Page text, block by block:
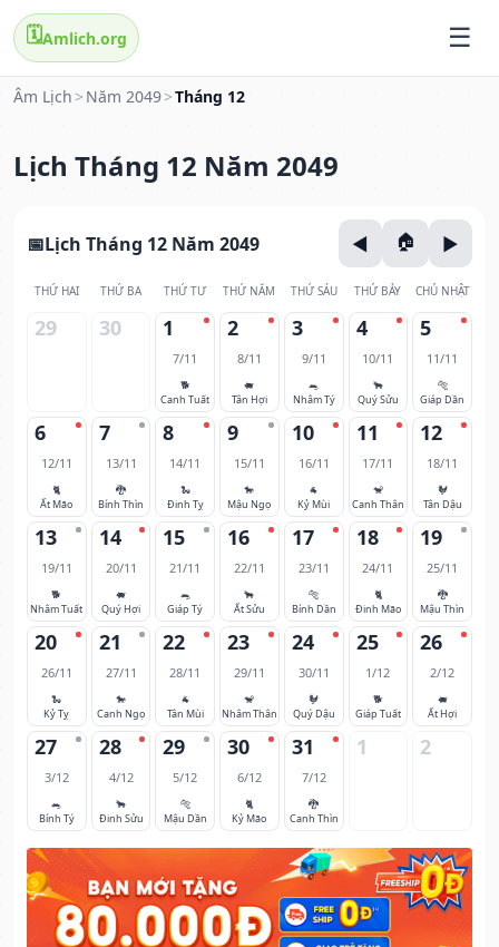
🗓️Amlich.org
Âm Lịch > Năm 2049>Tháng 12
Lịch Tháng 12 Năm 2049
Lịch Tháng 12 Năm 2049
THỨ HAI THỨ BA THỨ TƯ THỨ NĂM THỨ SÁU THỨ BẢY CHỦ NHẬT
29 30 1
7/11
🐕
Canh Tuất
2
8/11
🐖
Tân Hợi
3
9/11
🐀
Nhâm Tý
4
10/11
🐂
Quý Sửu
5
11/11
🐅
Giáp Dần
6
12/11
🐈
Ất Mão
7
13/11
🐉
Bính Thìn
8
14/11
🐍
Đinh Tỵ
9
15/11
🐎
Mậu Ngọ
10
16/11
🐐
Kỷ Mùi
11
17/11
🐒
Canh Thân
12
18/11
🐓
Tân Dậu
13
19/11
🐕
Nhâm Tuất
14
20/11
🐖
Quý Hợi
15
21/11
🐀
Giáp Tý
16
22/11
🐂
Ất Sửu
17
23/11
🐅
Bính Dần
18
24/11
🐈
Đinh Mão
19
25/11
🐉
Mậu Thìn
20
26/11
🐍
Kỷ Tỵ
21
27/11
🐎
Canh Ngọ
22
28/11
🐐
Tân Mùi
23
29/11
🐒
Nhâm Thân
24
30/11
🐓
Quý Dậu
25
1/12
🐕
Giáp Tuất
26
2/12
🐖
Ất Hợi
27
3/12
🐀
Bính Tý
28
4/12
🐂
Đinh Sửu
29
5/12
🐅
Mậu Dần
30
6/12
🐈
Kỷ Mão
31
7/12
🐉
Canh Thìn
1 2